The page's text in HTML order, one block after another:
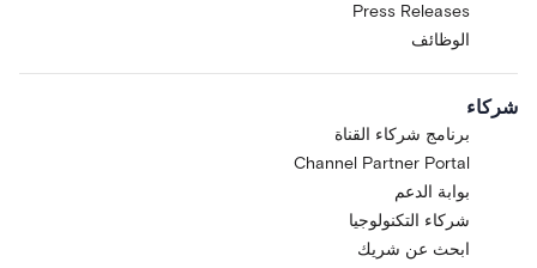
Press Releases
الوظائف
شركاء
برنامج شركاء القناة
Channel Partner Portal
بوابة الدعم
شركاء التكنولوجيا
ابحث عن شريك